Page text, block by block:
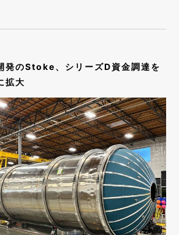
発のStoke、シリーズD資金調達を
拡大